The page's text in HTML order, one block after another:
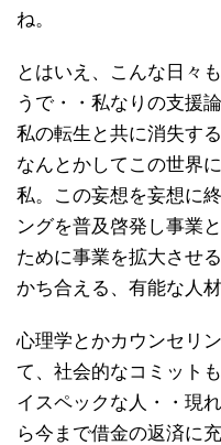
ね。
とはいえ、こんな日々
うで・・私なりの支援
私の転生と共に消失す
なんとかしてこの世界
私。この妄想を妄想に
ングを普及啓発し事業
ために事業を拡大させ
かち合える、有能な人
心理学とかカウンセリ
て、社会的なコミット
イスペックな人・・現
ら今まで借金の返済に